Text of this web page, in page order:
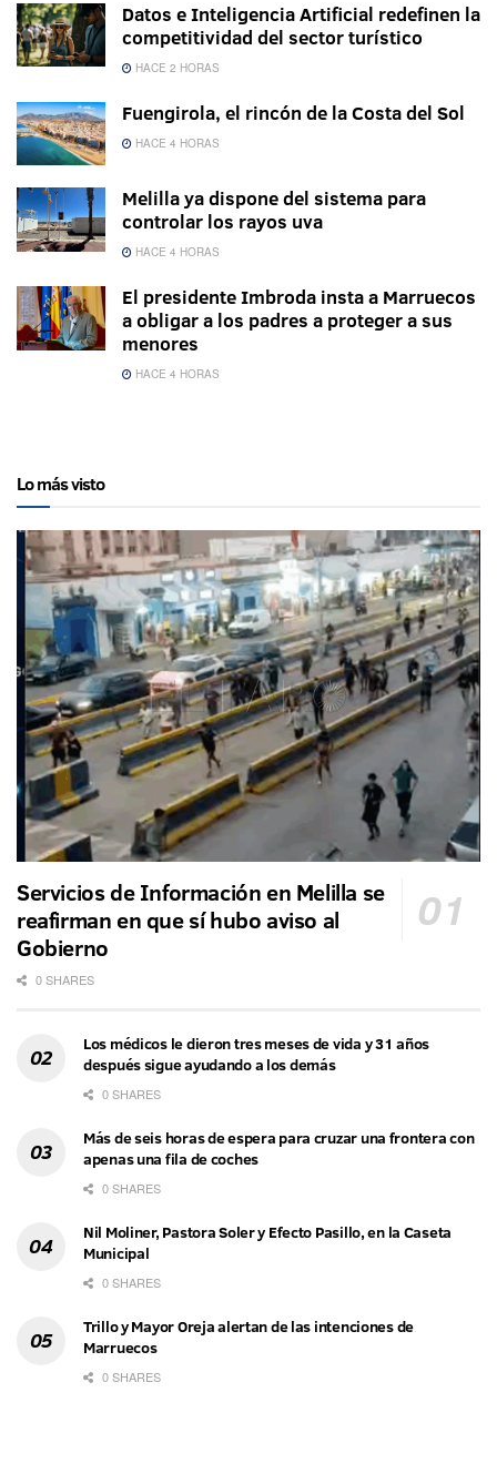
Datos e Inteligencia Artificial redefinen la
competitividad del sector turístico
HACE 2 HORAS
Fuengirola, el rincón de la Costa del Sol
HACE 4 HORAS
Melilla ya dispone del sistema para
controlar los rayos uva
HACE 4 HORAS
El presidente Imbroda insta a Marruecos
a obligar a los padres a proteger a sus
menores
HACE 4 HORAS
Lo más visto
Servicios de Información en Melilla se
reafirman en que sí hubo aviso al
Gobierno
0 SHARES
Los médicos le dieron tres meses de vida y 31 años
después sigue ayudando a los demás
0 SHARES
Más de seis horas de espera para cruzar una frontera con
apenas una fila de coches
0 SHARES
Nil Moliner, Pastora Soler y Efecto Pasillo, en la Caseta
Municipal
0 SHARES
Trillo y Mayor Oreja alertan de las intenciones de
Marruecos
0 SHARES